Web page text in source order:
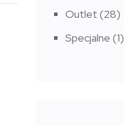
Outlet (28)
Specjalne (1)